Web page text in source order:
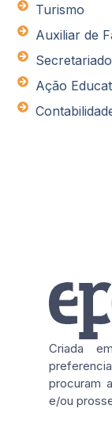
Criada
procuram
e/ou
Turismo
Auxiliar de
Secretariado
Ação